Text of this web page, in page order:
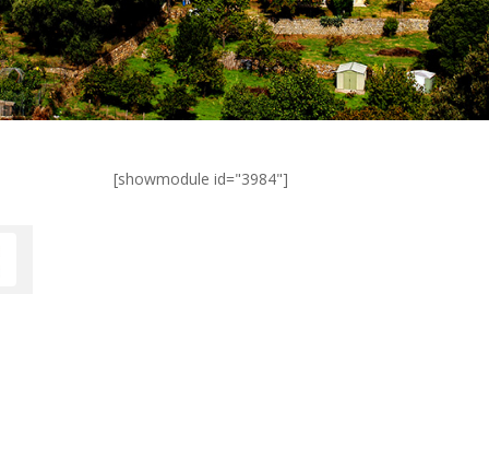
[showmodule id="3984"]